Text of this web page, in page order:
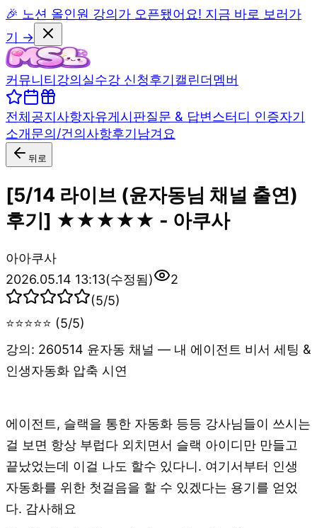
🎉 노션 올인원 강의가 오픈됐어요! 지금 바로 보러가
기 →
커뮤니티강의실수강 신청후기캘린더멤버
전체공지사항자유게시판질문 & 답변스터디 인증자기
소개문의/건의사항후기남겨요
뒤로
[5/14 라이브 (윤자동님 채널 출연)
후기] ★★★★★ - 아쿠사
아아쿠사
2026.05.14 13:13(수정됨)
2
(5/5)
⭐⭐⭐⭐⭐ (5/5)
강의: 260514 윤자동 채널 — 내 에이전트 비서 세팅 &
인생자동화 압축 시연
에이전트, 슬랙을 통한 자동화 등등 강사님들이 쓰시는
걸 보면 항상 부럽다 외치면서 슬랙 아이디만 만들고
끝났었는데 이걸 나도 할수 있다니. 여기서부터 인생
자동화를 위한 첫걸음을 할 수 있겠다는 용기를 얻었
다. 감사해요